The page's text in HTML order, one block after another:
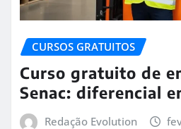
CURSOS GRATUITOS
Curso gratuito de
Senac: diferencial
Redação Evolution